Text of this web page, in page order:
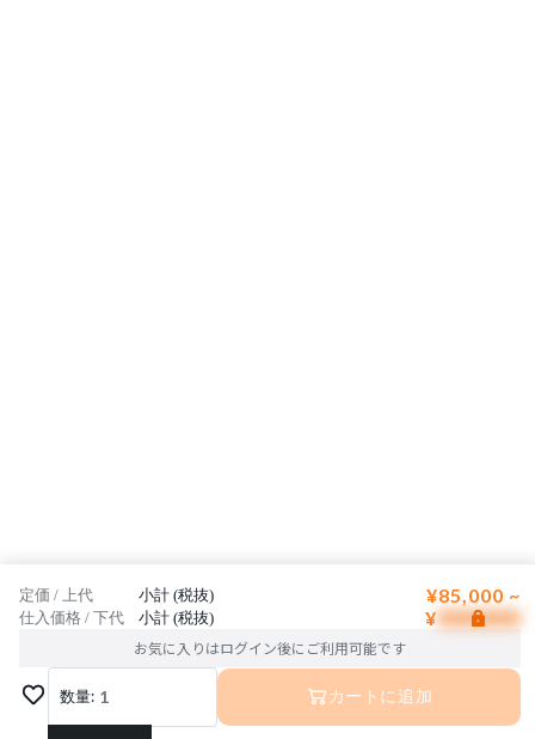
定価 / 上代 小計 (税抜) ¥85,000 ~
仕入価格 / 下代 小計 (税抜) ¥
お気に入りはログイン後にご利用可能です
数量: 1 カートに追加